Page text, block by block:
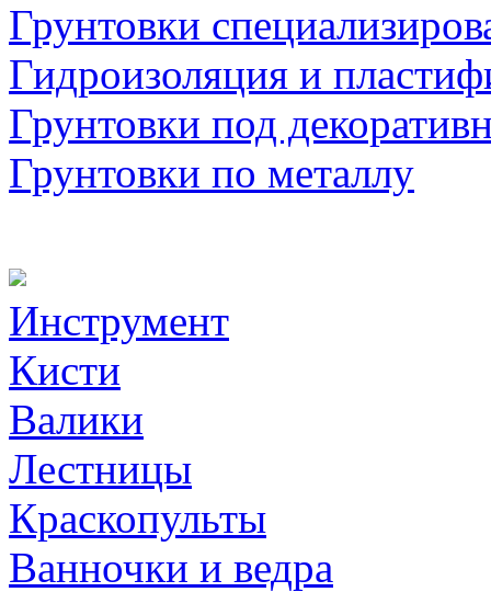
Грунтовки
Гидроизоляция и
Грунтовки под
Грунтовки по металлу
Инструмент
Кисти
Валики
Лестницы
Краскопульты
Ванночки и ведра